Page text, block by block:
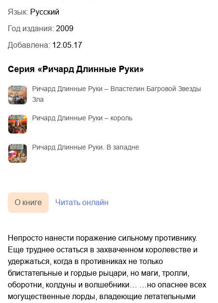
Язык: Русский
Год издания: 2009
Добавлена: 12.05.17
Серия «Ричард Длинные Руки»
Ричард Длинные Руки – Властелин Багровой Звезды
Зла
Ричард Длинные Руки – король
Ричард Длинные Руки. В западне
О книге Читать онлайн
Непросто нанести поражение сильному противнику.
Еще труднее остаться в захваченном королевстве и
удержаться, когда в противниках не только
блистательные и гордые рыцари, но маги, тролли,
оборотни, колдуны и волшебники… …но опаснее всех
могущественные лорды, владеющие летательными